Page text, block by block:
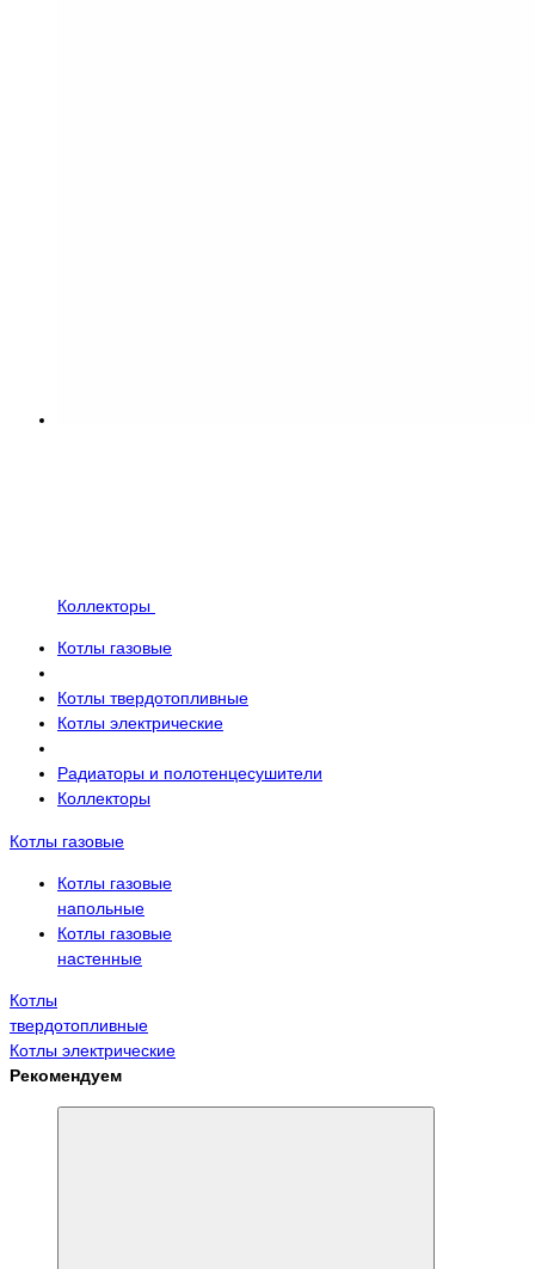
Коллекторы
Котлы газовые
Котлы твердотопливные
Котлы электрические
Радиаторы и полотенцесушители
Коллекторы
Котлы газовые
Котлы газовые
напольные
Котлы газовые
настенные
Котлы
твердотопливные
Котлы электрические
Рекомендуем